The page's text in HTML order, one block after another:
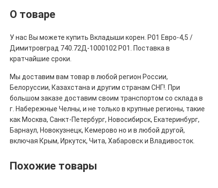
О товаре
У нас Вы можете купить Вкладыши корен. Р01 Евро-4,5 /
Димитровград 740.72Д-1000102 Р01. Поставка в
кратчайшие сроки.
Мы доставим вам товар в любой регион России,
Белоруссии, Казахстана и другим странам СНГ!. При
большом заказе доставим своим транспортом со склада в
г. Набережные Челны, и не только в крупные регионы, такие
как Москва, Санкт-Петербург, Новосибирск, Екатеринбург,
Барнаул, Новокузнецк, Кемерово но и в любой другой,
включая Крым, Иркутск, Чита, Хабаровск и Владивосток.
Похожие товары